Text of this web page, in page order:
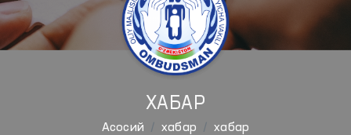
ХАБАР
Aсосий хабар хабар